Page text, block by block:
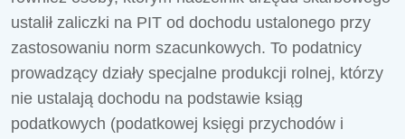
ustalił zaliczki na PIT od dochodu ustalonego przy
zastosowaniu norm szacunkowych. To podatnicy
prowadzący działy specjalne produkcji rolnej, którzy
nie ustalają dochodu na podstawie ksiąg
podatkowych (podatkowej księgi przychodów i